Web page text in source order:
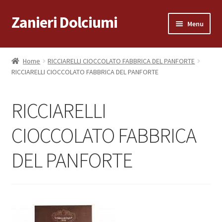
Vai
alla
Vai
al
Zanieri Dolciumi Menu
Home
Carrello
Condizioni di vendita
Consegna a Domicilio
Dove siamo
Home
RICCIARELLI CIOCCOLATO FABBRICA DEL PANFORTE
RICCIARELLI CIOCCOLATO FABBRICA DEL PANFORTE
RICCIARELLI
CIOCCOLATO FABBRICA
DEL PANFORTE